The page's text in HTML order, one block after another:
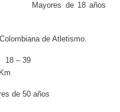
Mayores de 18 años
de Atletismo.
18 – 39
de 50 años